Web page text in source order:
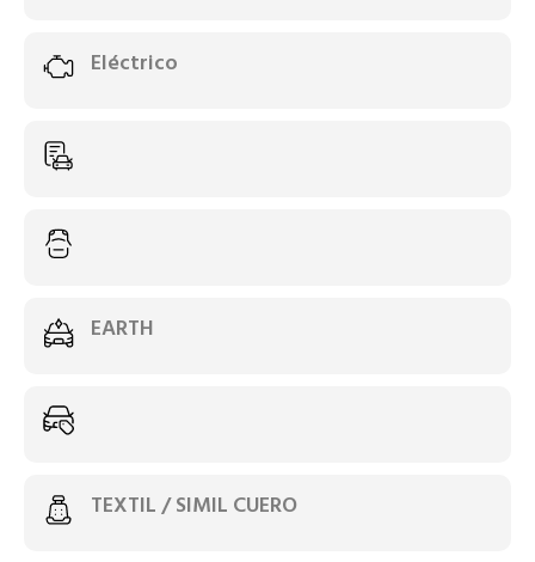
Eléctrico
EARTH
TEXTIL / SIMIL CUERO